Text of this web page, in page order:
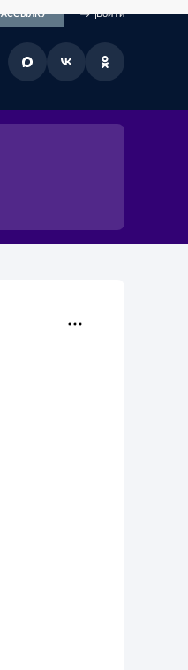
Войти